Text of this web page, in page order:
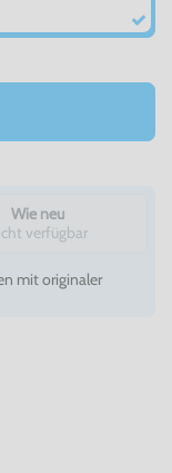
Wie neu
verfügbar
mit originaler